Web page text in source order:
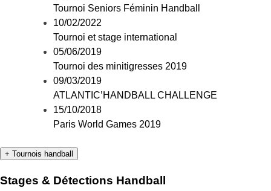
Tournoi Seniors Féminin Handball
10/02/2022
Tournoi et stage international
05/06/2019
Tournoi des minitigresses 2019
09/03/2019
ATLANTIC’HANDBALL CHALLENGE
15/10/2018
Paris World Games 2019
+ Tournois handball
Stages & Détections Handball